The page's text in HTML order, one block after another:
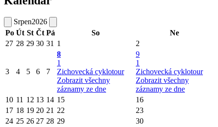
Srpen2026
Po Út St Čt Pá So
Ne
27 28 29 30 31 1 2
3 4 5 6 7
8
1
Zichovecká cyklotour
Zobrazit všechny
záznamy ze dne
9
1
Zichovecká cyklotour
Zobrazit všechny
záznamy ze dne
10 11 12 13 14 15
16
17 18 19 20 21 22
23
24 25 26 27 28 29 30